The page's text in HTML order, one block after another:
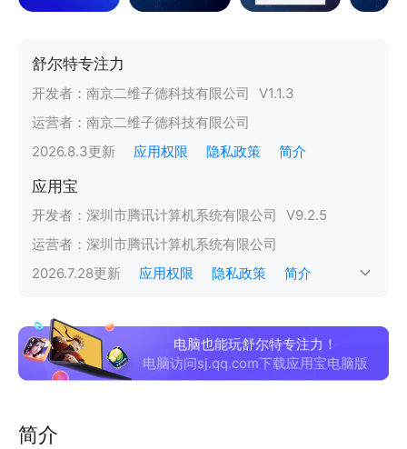
舒尔特专注力
开发者： 南京二维子德科技有限公司 V1.1.3
运营者： 南京二维子德科技有限公司
2026.8.3更新 应用权限 隐私政策 简介
应用宝
开发者： 深圳市腾讯计算机系统有限公司 V9.2.5
运营者： 深圳市腾讯计算机系统有限公司
2026.7.28更新 应用权限 隐私政策 简介
电脑也能玩舒尔特专注力！
电脑访问sj.qq.com下载应用宝电脑版
简介